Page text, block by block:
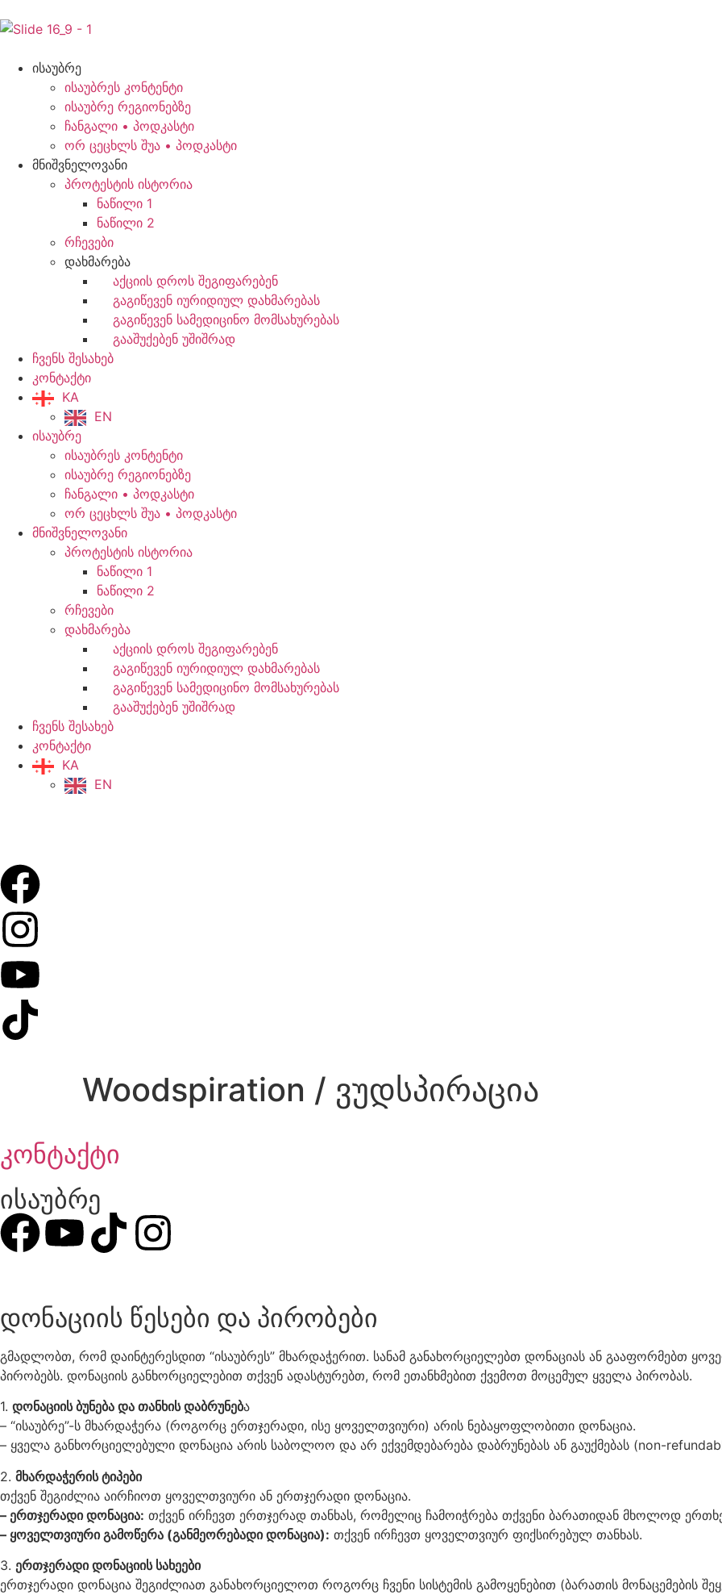
ისაუბრე
ისაუბრეს კონტენტი
ისაუბრე რეგიონებზე
ჩანგალი • პოდკასტი
ორ ცეცხლს შუა • პოდკასტი
მნიშვნელოვანი
პროტესტის ისტორია
ნაწილი 1
ნაწილი 2
რჩევები
დახმარება
აქციის დროს შეგიფარებენ
გაგიწევენ იურიდიულ დახმარებას
გაგიწევენ სამედიცინო მომსახურებას
გააშუქებენ უშიშრად
ჩვენს შესახებ
კონტაქტი
KA
EN
ისაუბრე
ისაუბრეს კონტენტი
ისაუბრე რეგიონებზე
ჩანგალი • პოდკასტი
ორ ცეცხლს შუა • პოდკასტი
მნიშვნელოვანი
პროტესტის ისტორია
ნაწილი 1
ნაწილი 2
რჩევები
დახმარება
აქციის დროს შეგიფარებენ
გაგიწევენ იურიდიულ დახმარებას
გაგიწევენ სამედიცინო მომსახურებას
გააშუქებენ უშიშრად
ჩვენს შესახებ
კონტაქტი
KA
EN
Woodspiration / ვუდსპირაცია
კონტაქტი
ისაუბრე
დონაციის წესები და პირობები
გმადლობთ, რომ დაინტერესდით “ისაუბრეს” მხარდაჭერით. სანამ განახორციელებთ დონაციას ან გააფორმებთ
პირობებს. დონაციის განხორციელებით თქვენ ადასტურებთ, რომ ეთანხმებით ქვემოთ მოცემულ ყველა პირობას.
1. დონაციის ბუნება და თანხის დაბრუნება
– “ისაუბრე”-ს მხარდაჭერა (როგორც ერთჯერადი, ისე ყოველთვიური) არის ნებაყოფლობითი დონაცია.
– ყველა განხორციელებული დონაცია არის საბოლოო და არ ექვემდებარება დაბრუნებას ან გაუქმებას (non-
2. მხარდაჭერის ტიპები
თქვენ შეგიძლია აირჩიოთ ყოველთვიური ან ერთჯერადი დონაცია.
– ერთჯერადი დონაცია: თქვენ ირჩევთ ერთჯერად თანხას, რომელიც ჩამოიჭრება თქვენი ბარათიდან მხოლოდ
– ყოველთვიური გამოწერა (განმეორებადი დონაცია): თქვენ ირჩევთ ყოველთვიურ ფიქსირებულ თანხას.
3. ერთჯერადი დონაციის სახეები
ერთჯერადი დონაცია შეგიძლიათ განახორციელოთ როგორც ჩვენი სისტემის გამოყენებით (ბარათის მონაცემების